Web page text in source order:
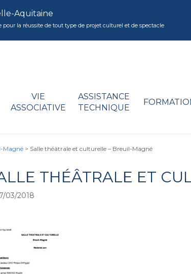
Aquitaine
la réussite de tout type de projet culturel et de spectacle
VIE
ASSOCIATIVE
ASSISTANCE
TECHNIQUE
Magné > Salle théâtrale et culturelle – Breuil-Magné
THÉÂTRALE ET
03/2018